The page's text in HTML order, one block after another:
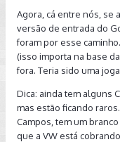
Então não da pra
ruim ou bom
Agora, cá entre nós, se
versão de entrada do
foram por esse
(isso importa na base
fora. Teria sido uma
Dica: ainda tem alguns
mas estão ficando
Campos, tem um
que a VW está